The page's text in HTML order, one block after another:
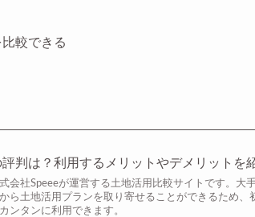
較できる
判は？利用するメリットやデメリットを
会社Speeeが運営する土地活用比較サイトです。大
ら土地活用プランを取り寄せることができるため、
ンタンに利用できます。